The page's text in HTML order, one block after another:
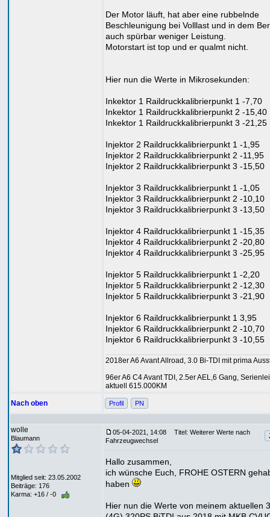
Der Motor läuft, hat aber eine rubbelnde
Beschleunigung bei Volllast und in dem
auch spürbar weniger Leistung.
Motorstart ist top und er qualmt nicht.
Hier nun die Werte in Mikrosekunden:
Inkektor 1 Raildruckkalibrierpunkt 1 -7,70
Inkektor 1 Raildruckkalibrierpunkt 2 -15,40
Inkektor 1 Raildruckkalibrierpunkt 3 -21,25
Injektor 2 Raildruckkalibrierpunkt 1 -1,95
Injektor 2 Raildruckkalibrierpunkt 2 -11,95
Injektor 2 Raildruckkalibrierpunkt 3 -15,50
Injektor 3 Raildruckkalibrierpunkt 1 -1,05
Injektor 3 Raildruckkalibrierpunkt 2 -10,10
Injektor 3 Raildruckkalibrierpunkt 3 -13,50
Injektor 4 Raildruckkalibrierpunkt 1 -15,35
Injektor 4 Raildruckkalibrierpunkt 2 -20,80
Injektor 4 Raildruckkalibrierpunkt 3 -25,95
Injektor 5 Raildruckkalibrierpunkt 1 -2,20
Injektor 5 Raildruckkalibrierpunkt 2 -12,30
Injektor 5 Raildruckkalibrierpunkt 3 -21,90
Injektor 6 Raildruckkalibrierpunkt 1 3,95
Injektor 6 Raildruckkalibrierpunkt 2 -10,70
Injektor 6 Raildruckkalibrierpunkt 3 -10,55
2018er A6 Avant Allroad, 3.0 Bi-TDI mit prima
96er A6 C4 Avant TDI, 2.5er AEL,6 Gang,
aktuell 615.000KM
Nach oben Profil PN
wolle
Blaumann
Mitglied seit: 23.05.2002
Beiträge: 176
Karma: +16 / -0
05-04-2021, 14:08
Titel: Weiterer Werte nach
Fahrzeugwechsel
Hallo zusammen,
ich wünsche Euch, FROHE OSTERN
haben
Hier nun die Werte von meinem aktuellen